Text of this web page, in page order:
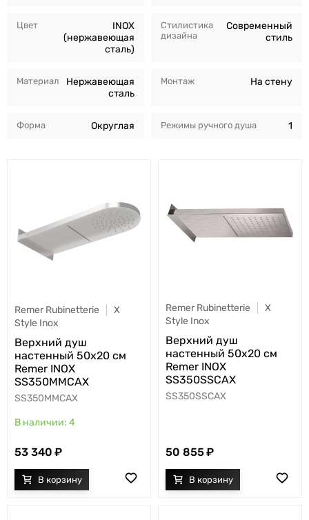
Цвет
INOX
(нержавеющая
сталь)
Материал
Нержавеющая
сталь
Форма Округлая
Стилистика
дизайна
Современный
стиль
Монтаж На стену
Режимы ручного душа 1
Remer Rubinetterie
X
Style Inox
Верхний душ
настенный 50x20 см
Remer INOX
SS350MMCAX
SS350MMCAX
4
53 340
Remer Rubinetterie
X
Style Inox
Верхний душ
настенный 50x20 см
Remer INOX
SS350SSCAX
SS350SSCAX
50 855